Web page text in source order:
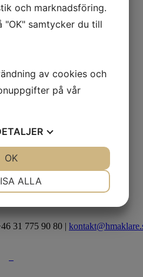
31 775 90 80 |
och marknadsföring.
"OK" samtycker du till
av cookies och
på vår
ALLA
OK